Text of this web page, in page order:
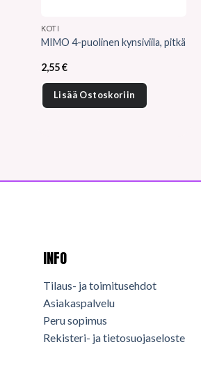
KOTI
MIMO 4-puolinen kynsiviila, pitkä
2,55€
Lisää Ostoskoriin
INFO
Tilaus- ja toimitusehdot
Asiakaspalvelu
Peru sopimus
Rekisteri- ja tietosuojaseloste